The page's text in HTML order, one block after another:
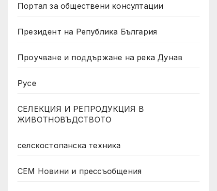
Портал за обществени консултации
Президент на Република България
Проучване и поддържане на река Дунав
Русе
СЕЛЕКЦИЯ И РЕПРОДУКЦИЯ В
ЖИВОТНОВЪДСТВОТО
селскостопанска техника
СЕМ Новини и прессъобщения